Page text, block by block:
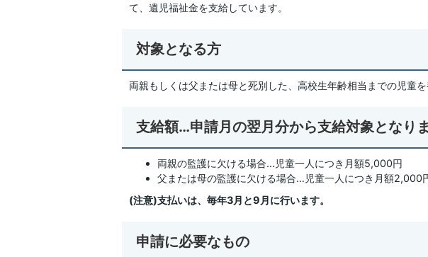
て、遺児福祉金を支給しています。
対象となる方
両親もしくは父または母と死別した、高校生年齢相当までの児童を
支給額…申請月の翌月分から支給対象となりま
両親の監護に欠ける場合…児童一人につき月額5,000円
父または母の監護に欠ける場合…児童一人につき月額2,000
(注意)支払いは、毎年3月と9月に行います。
申請に必要なもの